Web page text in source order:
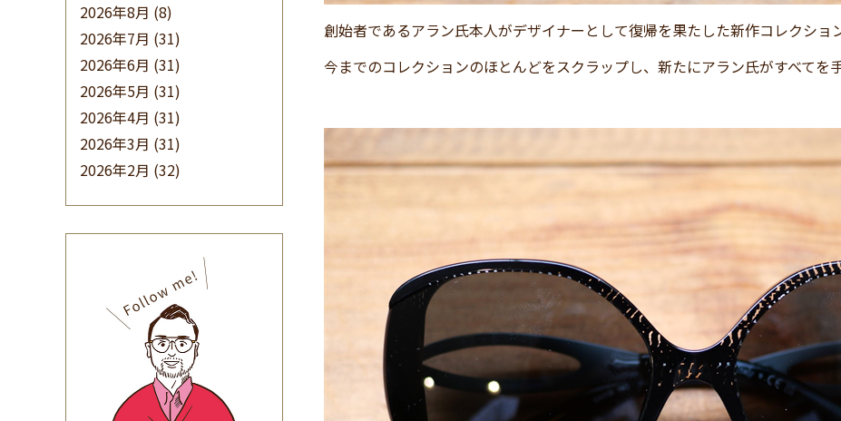
2026年8月 (8)
2026年7月 (31)
2026年6月 (31)
2026年5月 (31)
2026年4月 (31)
2026年3月 (31)
2026年2月 (32)
(32)
2025年9月(30)
2025年8月(31)
2025年7月(37)
2025年6月(48)
2025年5月
(41)
創始者であるアラン氏本人がデザイナーとして復帰を果たした新作コレクション
今までのコレクションのほとんどをスクラップし、新たにアラン氏がすべてを